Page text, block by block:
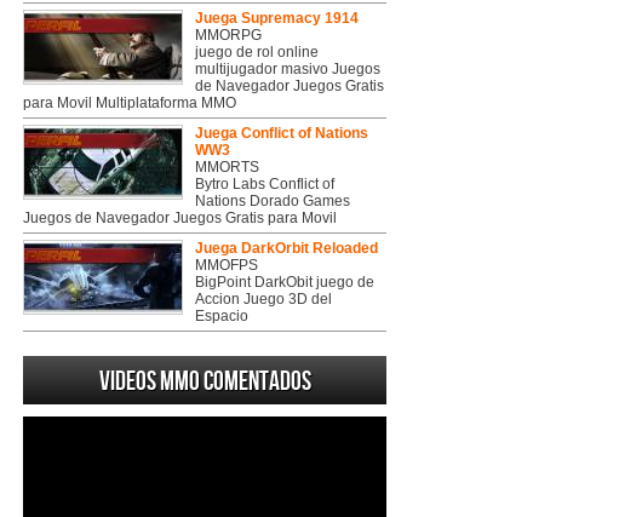
Juega Supremacy 1914
MMORPG
juego de rol online
multijugador masivo Juegos
de Navegador Juegos Gratis
para Movil Multiplataforma MMO
Juega Conflict of Nations
WW3
MMORTS
Bytro Labs Conflict of
Nations Dorado Games
Juegos de Navegador Juegos Gratis para Movil
Juega DarkOrbit Reloaded
MMOFPS
BigPoint DarkObit juego de
Accion Juego 3D del
Espacio
Videos MMO Comentados